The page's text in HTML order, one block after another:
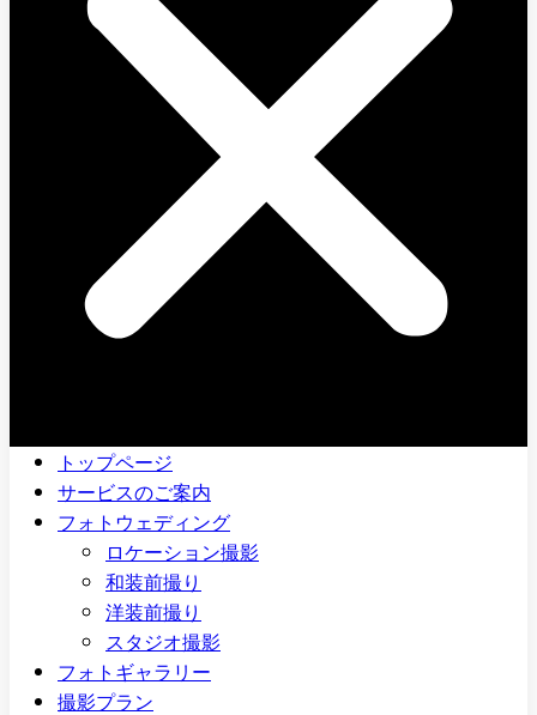
トップページ
サービスのご案内
フォトウェディング
ロケーション撮影
和装前撮り
洋装前撮り
スタジオ撮影
フォトギャラリー
撮影プラン